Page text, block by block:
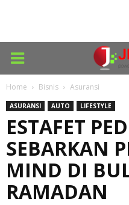
Home Bisnis Asuransi
ASURANSI AUTO LIFESTYLE
ESTAFET
SEBARKAN
MIND DI
RAMADAN